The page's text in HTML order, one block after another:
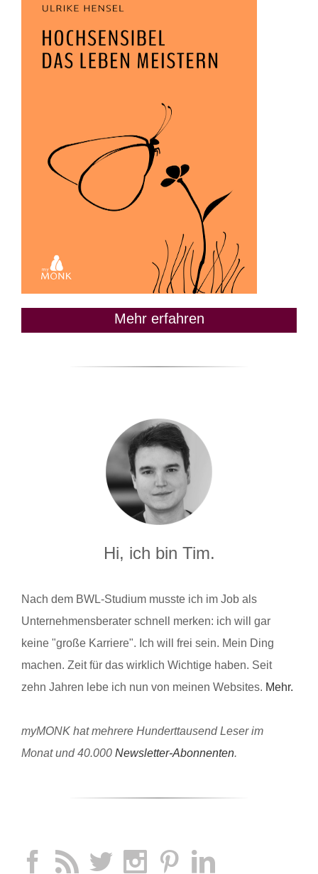
Mehr erfahren
Hi, ich bin Tim.
Nach dem BWL-Studium musste ich im Job als
Unternehmensberater schnell merken: ich will gar
keine "große Karriere". Ich will frei sein. Mein Ding
machen. Zeit für das wirklich Wichtige haben. Seit
zehn Jahren lebe ich nun von meinen Websites. Mehr.
myMONK hat mehrere Hunderttausend Leser im
Monat und 40.000 Newsletter-Abonnenten.